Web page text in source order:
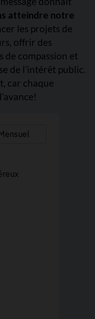
atteindre notre
les projets de
offrir des
de compassion et
de l’intérêt public.
car chaque